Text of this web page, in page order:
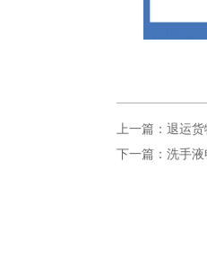
上一篇：退运
下一篇：洗手